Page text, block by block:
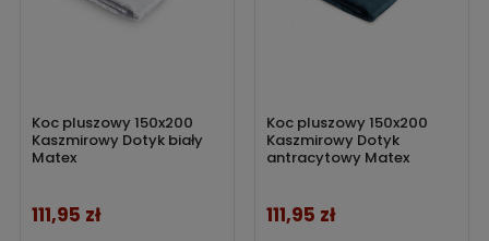
Koc pluszowy 150x200
Kaszmirowy Dotyk biały
Matex
Cena
111,95 zł
Koc pluszowy 150x200
Kaszmirowy Dotyk
antracytowy Matex
Cena
111,95 zł